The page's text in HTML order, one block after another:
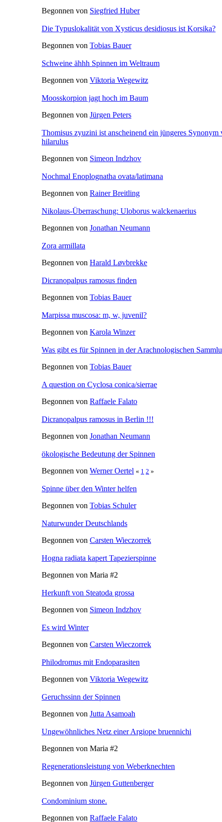
Begonnen von Siegfried Huber
Die Typuslokalität von Xysticus desidiosus ist Korsika?
Begonnen von Tobias Bauer
Schweine ähhh Spinnen im Weltraum
Begonnen von Viktoria Wegewitz
Moosskorpion jagt hoch im Baum
Begonnen von Jürgen Peters
Thomisus zyuzini ist anscheinend ein jüngeres Synonym
hilarulus
Begonnen von Simeon Indzhov
Nochmal Enoplognatha ovata/latimana
Begonnen von Rainer Breitling
Nikolaus-Überraschung: Uloborus walckenaerius
Begonnen von Jonathan Neumann
Zora armillata
Begonnen von Harald Løvbrekke
Dicranopalpus ramosus finden
Begonnen von Tobias Bauer
Marpissa muscosa: m, w, juvenil?
Begonnen von Karola Winzer
Was gibt es für Spinnen in der Arachnologischen
Begonnen von Tobias Bauer
A question on Cyclosa conica/sierrae
Begonnen von Raffaele Falato
Dicranopalpus ramosus in Berlin !!!
Begonnen von Jonathan Neumann
ökologische Bedeutung der Spinnen
Begonnen von Werner Oertel « 1 2 »
Spinne über den Winter helfen
Begonnen von Tobias Schuler
Naturwunder Deutschlands
Begonnen von Carsten Wieczorrek
Hogna radiata kapert Tapezierspinne
Begonnen von Maria #2
Herkunft von Steatoda grossa
Begonnen von Simeon Indzhov
Es wird Winter
Begonnen von Carsten Wieczorrek
Philodromus mit Endoparasiten
Begonnen von Viktoria Wegewitz
Geruchssinn der Spinnen
Begonnen von Jutta Asamoah
Ungewöhnliches Netz einer Argiope bruennichi
Begonnen von Maria #2
Regenerationsleistung von Weberknechten
Begonnen von Jürgen Guttenberger
Condominium stone.
Begonnen von Raffaele Falato